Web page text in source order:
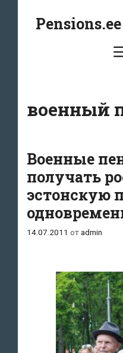
Pensions.ee
военный
Военные
получать
эстонскую
14.07.2011 отadmin